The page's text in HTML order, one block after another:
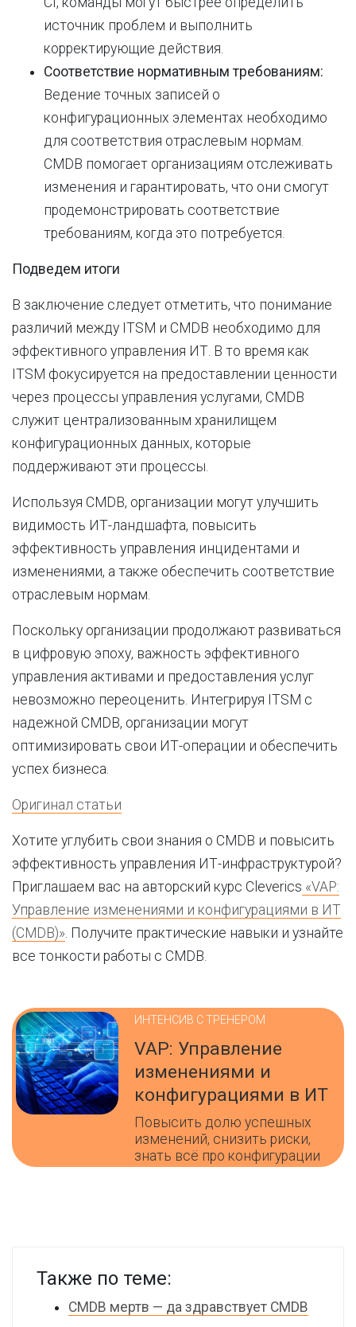
источник проблем и выполнить
корректирующие действия.
Соответствие нормативным требованиям:
Ведение точных записей о
конфигурационных элементах необходимо
для соответствия отраслевым нормам.
CMDB помогает организациям отслеживать
изменения и гарантировать, что они смогут
продемонстрировать соответствие
требованиям, когда это потребуется.
Подведем итоги
В заключение следует отметить, что понимание
различий между ITSM и CMDB необходимо для
эффективного управления ИТ. В то время как
ITSM фокусируется на предоставлении ценности
через процессы управления услугами, CMDB
служит централизованным хранилищем
конфигурационных данных, которые
поддерживают эти процессы.
Используя CMDB, организации могут улучшить
видимость ИТ-ландшафта, повысить
эффективность управления инцидентами и
изменениями, а также обеспечить соответствие
отраслевым нормам.
Поскольку организации продолжают развиваться
в цифровую эпоху, важность эффективного
управления активами и предоставления услуг
невозможно переоценить. Интегрируя ITSM с
надежной CMDB, организации могут
оптимизировать свои ИТ-операции и обеспечить
успех бизнеса.
Оригинал статьи
Хотите углубить свои знания о CMDB и повысить
эффективность управления ИТ-инфраструктурой?
Приглашаем вас на авторский курс Cleverics «VAP:
Управление изменениями и конфигурациями в ИТ
(CMDB)». Получите практические навыки и узнайте
все тонкости работы с CMDB.
ИНТЕНСИВ С ТРЕНЕРОМ
VAP: Управление
изменениями и
конфигурациями в ИТ
Повысить долю успешных
изменений, снизить риски,
знать всё про конфигурации
Также по теме:
CMDB мертв — да здравствует CMDB